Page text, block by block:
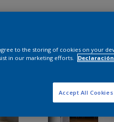
to the storing of cookies on your
in our marketing efforts.
Accept All Cookies